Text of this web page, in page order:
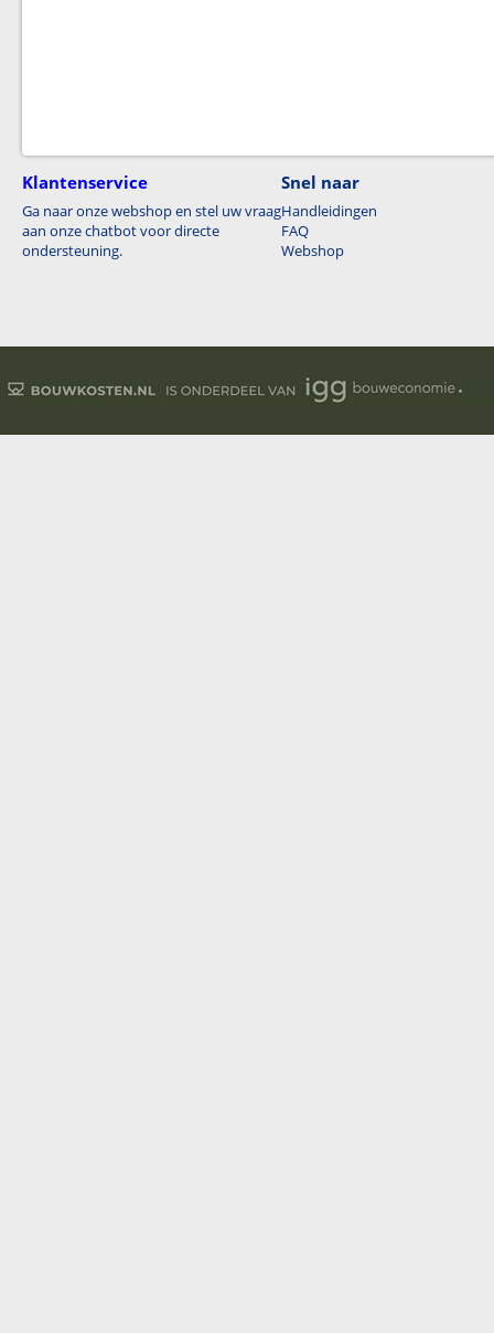
Klantenservice
Ga naar onze webshop en stel uw vraag
aan onze chatbot voor directe
ondersteuning.
Snel naar
Handleidingen
FAQ
Webshop